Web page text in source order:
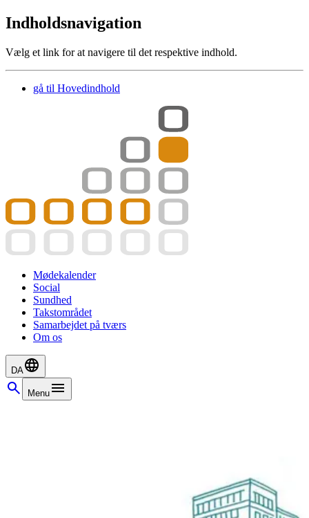
Indholdsnavigation
Vælg et link for at navigere til det respektive indhold.
gå til Hovedindhold
Mødekalender
Social
Sundhed
Takstområdet
Samarbejdet på tværs
Om os
DA
Menu